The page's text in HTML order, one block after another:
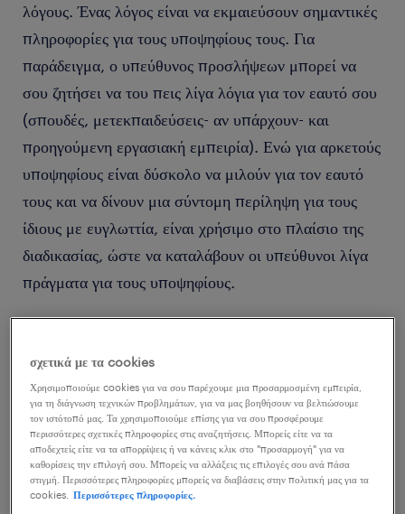
λόγους. Ένας λόγος είναι να εκμαιεύσουν σημαντικές
πληροφορίες για τους υποψηφίους τους. Για
παράδειγμα, ο υπεύθυνος προσλήψεων μπορεί να
σου ζητήσει να του πεις λίγα λόγια για τον εαυτό σου
(σπουδές, μετεκπαιδεύσεις- αν υπάρχουν- και
προηγούμενη εργασιακή εμπειρία). Ενώ για αρκετούς
υποψηφίους είναι δύσκολο να μιλούν για τον εαυτό
τους και να δίνουν μια σύντομη περίληψη για τους
ίδιους με ευγλωττία, είναι χρήσιμο στο πλαίσιο της
διαδικασίας, ώστε να καταλάβουν οι υπεύθυνοι λίγα
πράγματα για τους υποψηφίους.
θέτουν δύσκολες ερωτήσεις συνέντευξης είναι για να
αντιληφθούν πώς σκέφτονται οι υποψήφιοι. Για
παράδειγμα, μπορεί να σου κάνει μια απροσδόκητη
και αφηρημένη ερώτηση όπως: "Αν ήσουν δέντρο, τι
δέντρο θα ήθελες να ήσουν;" Ο υπεύθυνος στην
προκειμένη ερώτηση δεν ψάχνει για μια
σχετικά με τα cookies
Χρησιμοποιούμε cookies για να σου παρέχουμε μια προσαρμοσμένη εμπειρία,
για τη διάγνωση τεχνικών προβλημάτων, για να μας βοηθήσουν να βελτιώσουμε
τον ιστότοπό μας. Τα χρησιμοποιούμε επίσης για να σου προσφέρουμε
περισσότερες σχετικές πληροφορίες στις αναζητήσεις. Μπορείς είτε να τα
αποδεχτείς είτε να τα απορρίψεις ή να κάνεις κλικ στο "προσαρμογή" για να
καθορίσεις την επιλογή σου. Μπορείς να αλλάξεις τις επιλογές σου ανά πάσα
στιγμή. Περισσότερες πληροφορίες μπορείς να διαβάσεις στην πολιτική μας για τα
cookies.
Περισσότερες πληροφορίες.